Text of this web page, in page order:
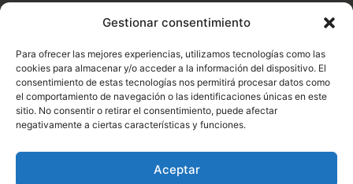
Gestionar consentimiento
Para ofrecer las mejores experiencias, utilizamos tecnologías como las
cookies para almacenar y/o acceder a la información del dispositivo. El
consentimiento de estas tecnologías nos permitirá procesar datos como
el comportamiento de navegación o las identificaciones únicas en este
sitio. No consentir o retirar el consentimiento, puede afectar
negativamente a ciertas características y funciones.
Aceptar
Hazte Miembro Herbalife
Consulta Nutrición Gratis
Descuentos Vip Herbalife